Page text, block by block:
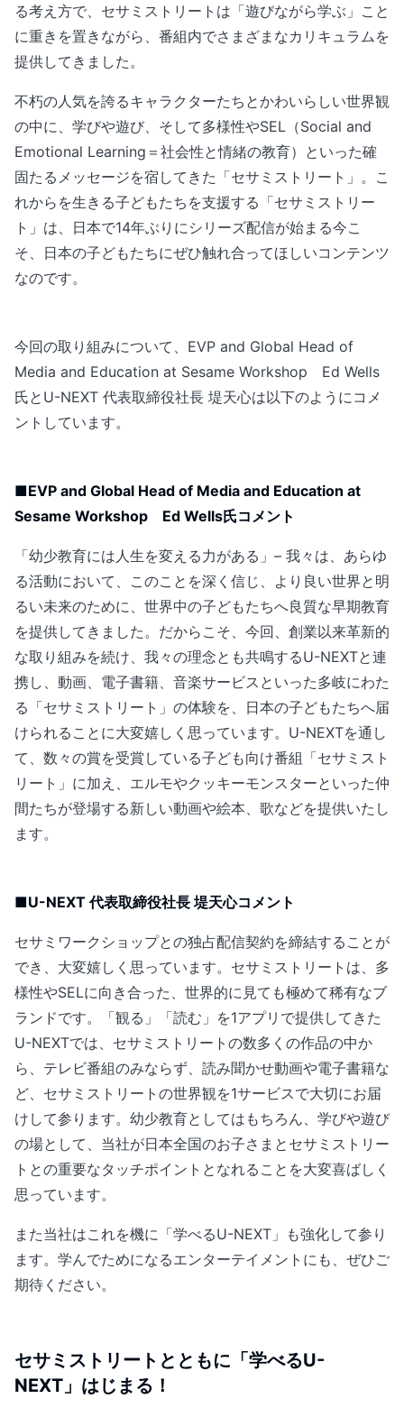
る考え方で、セサミストリートは「遊びながら学ぶ」こと
に重きを置きながら、番組内でさまざまなカリキュラムを
提供してきました。
不朽の人気を誇るキャラクターたちとかわいらしい世界観
の中に、学びや遊び、そして多様性やSEL（Social and
Emotional Learning＝社会性と情緒の教育）といった確
固たるメッセージを宿してきた「セサミストリート」。こ
れからを生きる子どもたちを支援する「セサミストリー
ト」は、日本で14年ぶりにシリーズ配信が始まる今こ
そ、日本の子どもたちにぜひ触れ合ってほしいコンテンツ
なのです。
今回の取り組みについて、EVP and Global Head of
Media and Education at Sesame Workshop Ed Wells
氏とU-NEXT 代表取締役社長 堤天心は以下のようにコメ
ントしています。
■EVP and Global Head of Media and Education at
Sesame Workshop Ed Wells氏コメント
「幼少教育には人生を変える力がある」– 我々は、あらゆ
る活動において、このことを深く信じ、より良い世界と明
るい未来のために、世界中の子どもたちへ良質な早期教育
を提供してきました。だからこそ、今回、創業以来革新的
な取り組みを続け、我々の理念とも共鳴するU-NEXTと連
携し、動画、電子書籍、音楽サービスといった多岐にわた
る「セサミストリート」の体験を、日本の子どもたちへ届
けられることに大変嬉しく思っています。U-NEXTを通し
て、数々の賞を受賞している子ども向け番組「セサミスト
リート」に加え、エルモやクッキーモンスターといった仲
間たちが登場する新しい動画や絵本、歌などを提供いたし
ます。
■U-NEXT 代表取締役社長 堤天心コメント
セサミワークショップとの独占配信契約を締結することが
でき、大変嬉しく思っています。セサミストリートは、多
様性やSELに向き合った、世界的に見ても極めて稀有なブ
ランドです。「観る」「読む」を1アプリで提供してきた
U-NEXTでは、セサミストリートの数多くの作品の中か
ら、テレビ番組のみならず、読み聞かせ動画や電子書籍な
ど、セサミストリートの世界観を1サービスで大切にお届
けして参ります。幼少教育としてはもちろん、学びや遊び
の場として、当社が日本全国のお子さまとセサミストリー
トとの重要なタッチポイントとなれることを大変喜ばしく
思っています。
また当社はこれを機に「学べるU-NEXT」も強化して参り
ます。学んでためになるエンターテイメントにも、ぜひご
期待ください。
セサミストリートとともに「学べるU-
NEXT」はじまる！